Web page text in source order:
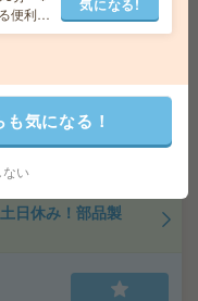
日休み！部品製
便利な
気になる!
も気になる！
ない